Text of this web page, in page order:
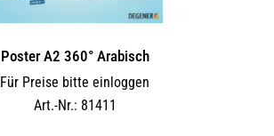
Poster A2 360° Arabisch
Für Preise bitte einloggen
Art.-Nr.: 81411